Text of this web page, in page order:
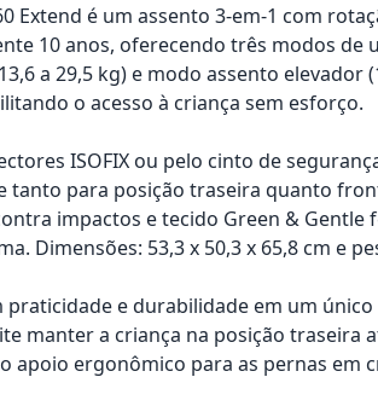
Extend é um assento 3-em-1 com
10 anos, oferecendo três modos de
a 29,5 kg) e modo assento elevador
o acesso à criança sem esforço.
ISOFIX ou pelo cinto de
tanto para posição traseira quanto
impactos e tecido Green &
Dimensões: 53,3 x 50,3 x 65,8 cm e
praticidade e durabilidade em um
manter a criança na posição traseira
ergonômico para as pernas em